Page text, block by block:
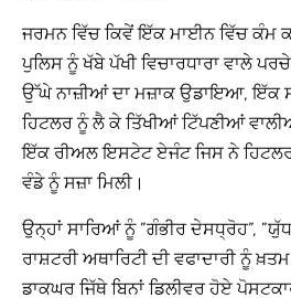
ਜਰਮਨ ਵਿੱਚ ਕਿਵੇਂ ਇੱਕ ਮਾਈਨ ਵਿੱਚ ਕੰਮ
ਪੁਲਿਸ ਨੂੰ ਖੱਬੇ ਪੱਖੀ ਵਿਚਾਰਧਾਰਾ ਵਾਲੇ
ਉੱਘੇ ਨਾਜ਼ੀਆਂ ਦਾ ਮਜ਼ਾਕ ਉਡਾਇਆ, ਇੱਕ
ਹਿਟਲਰ ਨੂੰ ਲੈ ਕੇ ਤਿੱਖੀਆਂ ਟਿੱਪਣੀਆਂ
ਇੱਕ ਰੀਅਲ ਇਸਟੇਟ ਏਜੰਟ ਜਿਸ ਨੇ
ਵੰਡੇ ਨੂੰ ਸਜ਼ਾ ਮਿਲੀ।
ਉਨ੍ਹਾਂ ਸਾਰਿਆਂ ਨੂੰ ”ਗੰਭੀਰ ਦੇਸਧ੍ਰੋਹ”,
ਰਾਸ਼ਟਰੀ ਅਥਾਰਿਟੀ ਦੀ ਵਫਾਦਾਰੀ ਨੂੰ
ਡਾਕਘਰ ਜਿੱਥੇ ਬਿਨਾਂ ਡਿਲੀਵਰ ਹੋਏ